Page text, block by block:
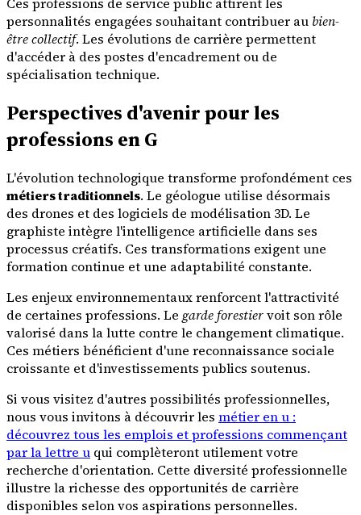
personnalités engagées souhaitant contribuer au bien-
être collectif. Les évolutions de carrière permettent
d'accéder à des postes d'encadrement ou de
spécialisation technique.
Perspectives d'avenir pour les
professions en G
L'évolution technologique transforme profondément ces
métiers traditionnels. Le géologue utilise désormais
des drones et des logiciels de modélisation 3D. Le
graphiste intègre l'intelligence artificielle dans ses
processus créatifs. Ces transformations exigent une
formation continue et une adaptabilité constante.
Les enjeux environnementaux renforcent l'attractivité
de certaines professions. Le garde forestiervoit son rôle
valorisé dans la lutte contre le changement climatique.
Ces métiers bénéficient d'une reconnaissance sociale
croissante et d'investissements publics soutenus.
Si vous visitez d'autres possibilités professionnelles,
nous vous invitons à découvrir les métier en u :
découvrez tous les emplois et professions commençant
par la lettre u qui complèteront utilement votre
recherche d'orientation. Cette diversité professionnelle
illustre la richesse des opportunités de carrière
disponibles selon vos aspirations personnelles.